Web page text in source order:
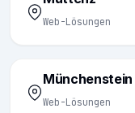
Web-Lösungen
Münchenstein
Web-Lösungen